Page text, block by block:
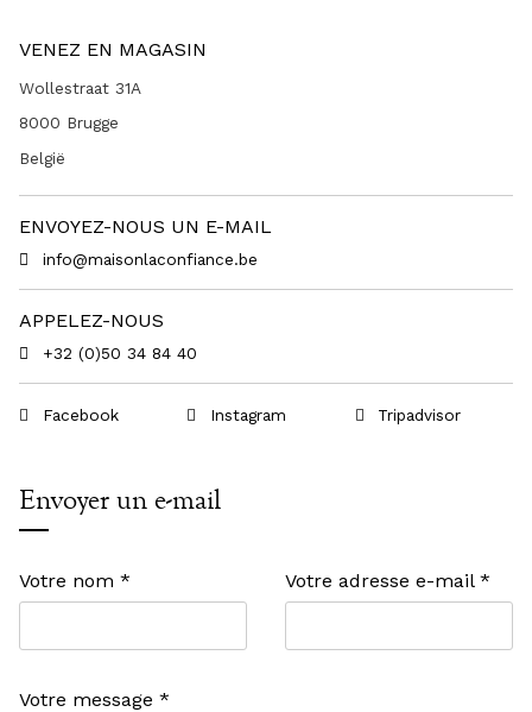
VENEZ EN MAGASIN
Wollestraat 31A
8000 Brugge
België
ENVOYEZ-NOUS UN E-MAIL
info@maisonlaconfiance.be
APPELEZ-NOUS
+32 (0)50 34 84 40
Facebook Instagram Tripadvisor
Envoyer un e-mail
Votre nom * Votre adresse e-mail *
Votre message *